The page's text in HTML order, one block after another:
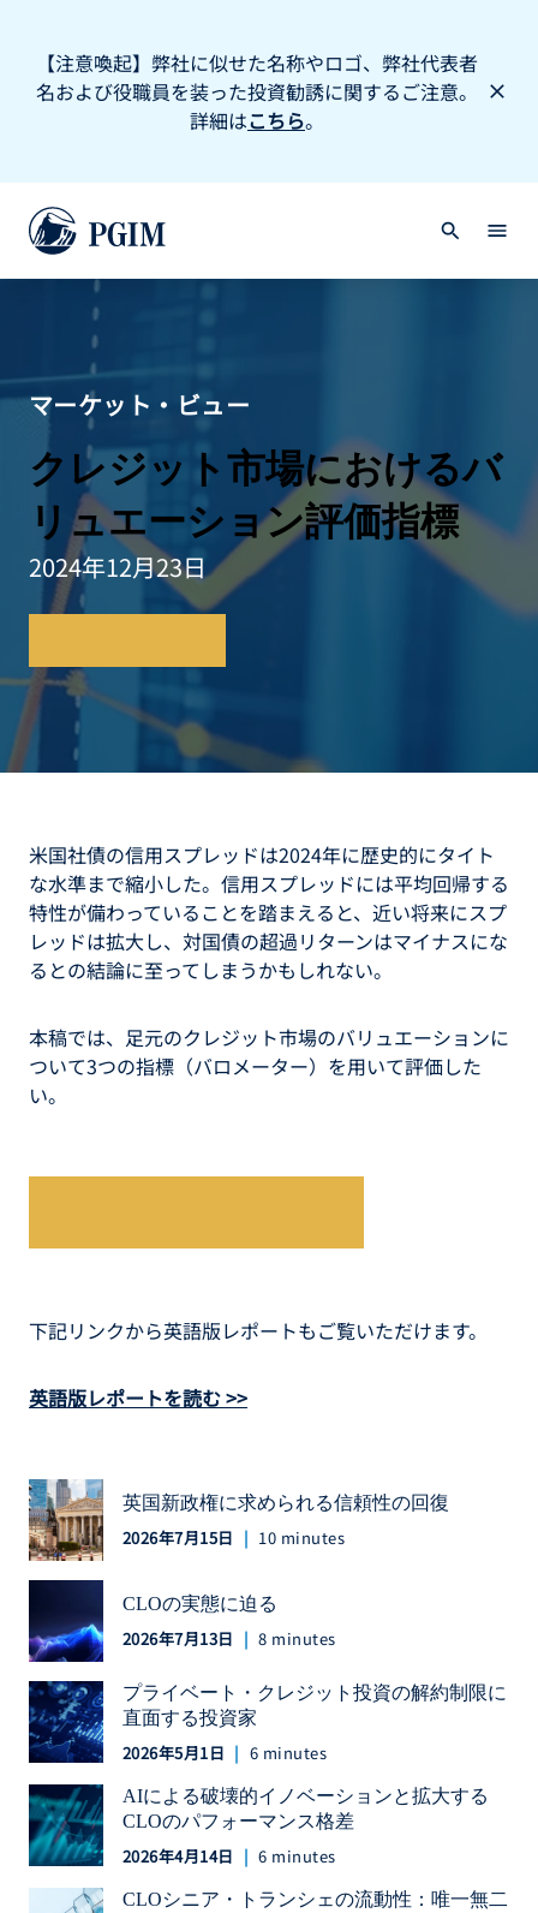
【注意喚起】弊社に似せた名称やロゴ、弊社代表者
名および役職員を装った投資勧誘に関するご注意。
詳細はこちら。
マーケット・ビュー
クレジット市場におけるバ
リュエーション評価指標
2024年12月23日
米国社債の信用スプレッドは2024年に歴史的にタイト
な水準まで縮小した。信用スプレッドには平均回帰する
特性が備わっていることを踏まえると、近い将来にスプ
レッドは拡大し、対国債の超過リターンはマイナスにな
るとの結論に至ってしまうかもしれない。
本稿では、足元のクレジット市場のバリュエーションに
ついて3つの指標（バロメーター）を用いて評価した
い。
下記リンクから英語版レポートもご覧いただけます。
英語版レポートを読む >>
英国新政権に求められる信頼性の回復
2026年7月15日 10 minutes
CLOの実態に迫る
2026年7月13日 8 minutes
プライベート・クレジット投資の解約制限に
直面する投資家
2026年5月1日 6 minutes
AIによる破壊的イノベーションと拡大する
CLOのパフォーマンス格差
2026年4月14日 6 minutes
CLOシニア・トランシェの流動性：唯一無二